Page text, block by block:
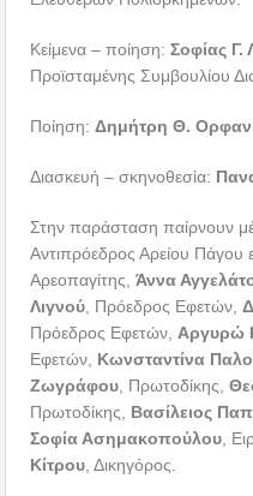
Κείμενα – ποίηση:Σοφίας Γ.
Προϊσταμένης Συμβουλίου
Ποίηση:Δημήτρη Θ.
Διασκευή – σκηνοθεσία:
Στην παράσταση παίρνουν
Αντιπρόεδρος Αρείου Πάγου
Αρεοπαγίτης,Άννα
Λιγνού, Πρόεδρος Εφετών,
Πρόεδρος Εφετών,Αργυρώ
Εφετών, Κωνσταντίνα
Ζωγράφου, Πρωτοδίκης,
Πρωτοδίκης, Βασίλειος
Σοφία Ασημακοπούλου,
Κίτρου, Δικηγόρος.